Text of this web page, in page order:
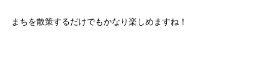
まちを散策するだけでもかなり楽しめますね！